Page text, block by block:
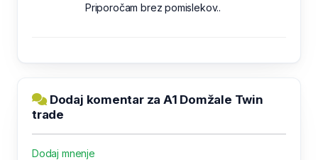
Priporočam brez pomislekov..
Dodaj komentar za A1 Domžale Twin
trade
Dodaj mnenje